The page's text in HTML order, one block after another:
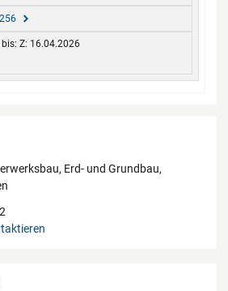
Z: 16.04.2026
Erd- und Grundbau,